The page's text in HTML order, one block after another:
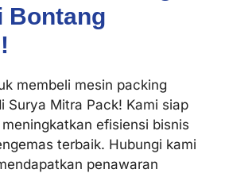
Bontang
membeli mesin packing
Surya Mitra Pack! Kami siap
efisiensi bisnis
terbaik. Hubungi kami
penawaran